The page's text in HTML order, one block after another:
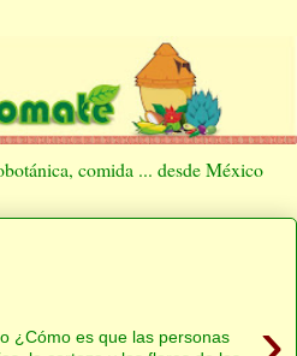
comida ... desde México
¿Cómo es que las personas